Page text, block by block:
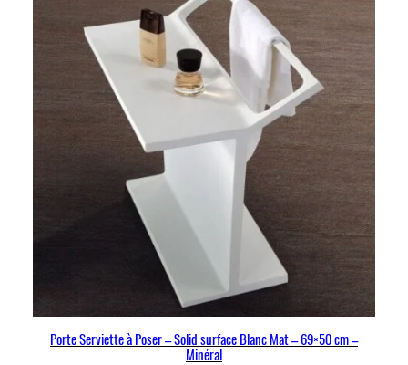
Porte Serviette à Poser – Solid surface Blanc Mat – 69×50 cm –
Minéral